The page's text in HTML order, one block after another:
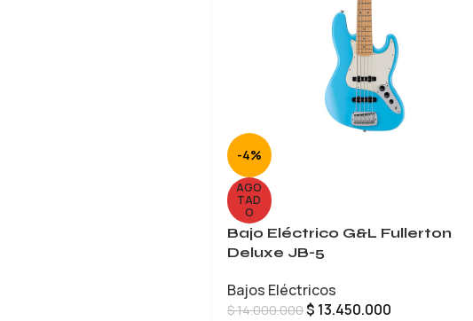
-4%
AGO
TAD
O
Bajo Eléctrico G&L Fullerton
Deluxe JB-5
Bajos Eléctricos
$14.000.000$ 13.450.000